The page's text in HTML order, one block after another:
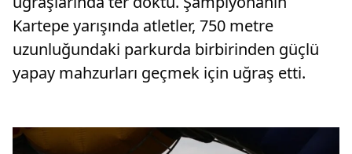
Kartepe yarışında atletler, 750 metre
uzunluğundaki parkurda birbirinden güçlü
yapay mahzurları geçmek için uğraş etti.